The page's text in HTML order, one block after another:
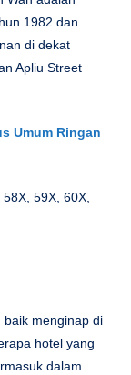
1982 dan
di dekat
Apliu Street
Umum Ringan
59X, 60X,
baik menginap di
hotel yang
dalam